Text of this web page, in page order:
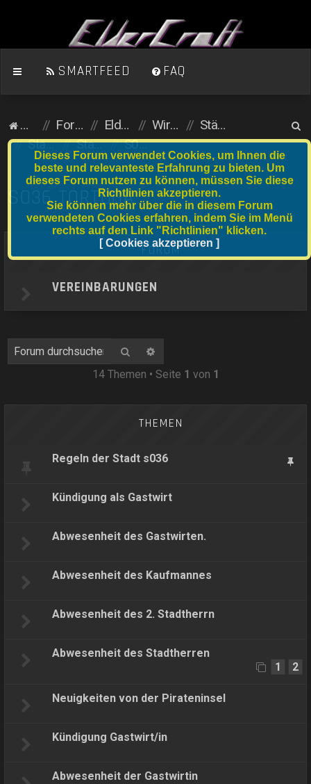
SMARTFEED FAQ
Homepage
Foren-Übersicht ElderCraft (Minecraft) Wirtschaftsserver
Städte und Anfängergrundstücke
Stadtserver
Stadtnummer S021 bis S040 S036 Tortuga
u
S036 TORTUGA
FORUM
VEREINBARUNGEN
Suche
14 Themen • Seite 1 von 1
THEMEN
Regeln der Stadt s036
Kündigung als Gastwirt
Abwesenheit des Gastwirten.
Abwesenheit des Kaufmannes
Abwesenheit des 2. Stadtherrn
Abwesenheit des Stadtherren
1
2
Neuigkeiten von der Pirateninsel
Kündigung Gastwirt/in
Abwesenheit der Gastwirtin
Dieses Forum verwendet Cookies, um Ihnen die
beste und relevanteste Erfahrung zu bieten. Um
dieses Forum nutzen zu können, müssen Sie diese
Richtlinien akzeptieren.
Sie können mehr über die in diesem Forum
verwendeten Cookies erfahren, indem Sie im Menü
rechts auf den Link "Richtlinien" klicken.
[ Cookies akzeptieren ]